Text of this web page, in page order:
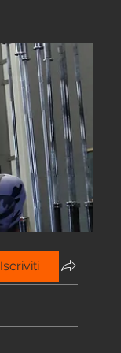
Iscriviti